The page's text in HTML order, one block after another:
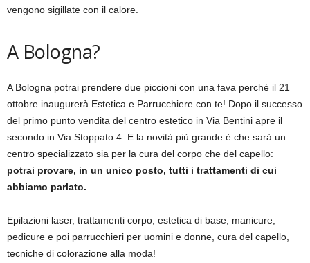
vengono sigillate con il calore.
A Bologna?
A Bologna potrai prendere due piccioni con una fava perché il 21
ottobre inaugurerà Estetica e Parrucchiere con te! Dopo il successo
del primo punto vendita del centro estetico in Via Bentini apre il
secondo in Via Stoppato 4. E la novità più grande è che sarà un
centro specializzato sia per la cura del corpo che del capello:
potrai provare, in un unico posto, tutti i trattamenti di cui
abbiamo parlato.
Epilazioni laser, trattamenti corpo, estetica di base, manicure,
pedicure e poi parrucchieri per uomini e donne, cura del capello,
tecniche di colorazione alla moda!